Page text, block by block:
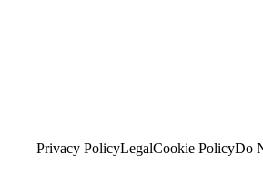
Privacy PolicyLegalCookie PolicyDo